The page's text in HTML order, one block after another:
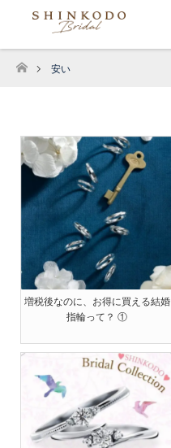
ホーム
安い
増税後なのに、お得に買える結婚
指輪って？ ①